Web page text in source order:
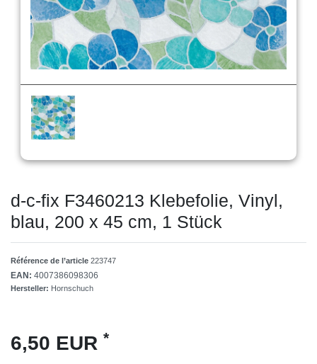
d-c-fix F3460213 Klebefolie, Vinyl,
blau, 200 x 45 cm, 1 Stück
Référence de l’article 223747
EAN: 4007386098306
Hersteller: Hornschuch
6,50 EUR *